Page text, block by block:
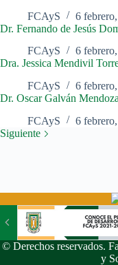
FCAyS
6
Dr. Fernando de Jesús
FCAyS
6
Dra. Jessica Mendivil
FCAyS
6
Dr. Oscar Galván Mendoza
FCAyS
6
Siguiente
© Derechos reservados.
y